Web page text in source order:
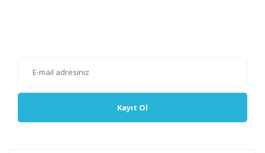
Kayıt Ol